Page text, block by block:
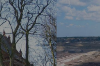
TURYSTYCZNA W
TRASEO